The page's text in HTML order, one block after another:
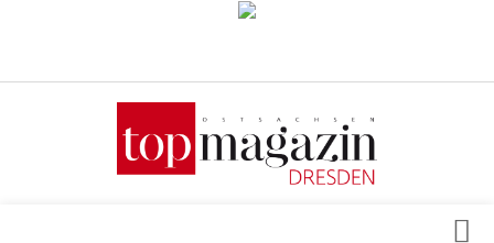
Verkaufsstellen